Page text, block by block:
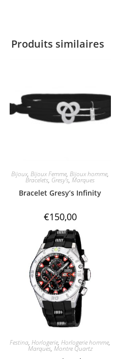
Produits similaires
Bijoux,Bijoux Femme,Bijoux homme,
Bracelets, Gresy's,Marques
Bracelet Gresy’s Infinity
€150,00
Festina,Horlogerie,Horlogerie homme,
Marques, Montre Quartz